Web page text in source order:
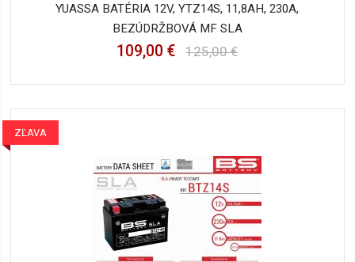
YUASSA BATÉRIA 12V, YTZ14S, 11,8AH, 230A,
BEZÚDRŽBOVÁ MF SLA
109,00 € 125,00 €
ZĽAVA